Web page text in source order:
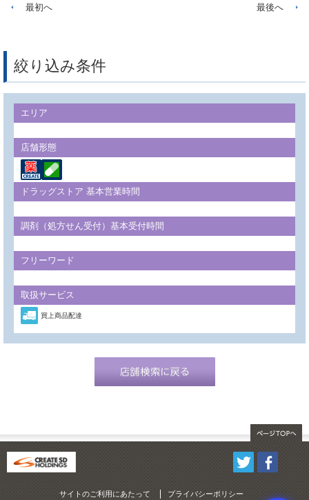
最初へ 最後へ
絞り込み条件
エリア
店舗形態
ドラッグストア 基本営業時間
調剤（処方せん受付）基本受付時間
フリーワード
取扱サービス
買上商品配達
サイトのご利用にあたって プライバシーポリシー